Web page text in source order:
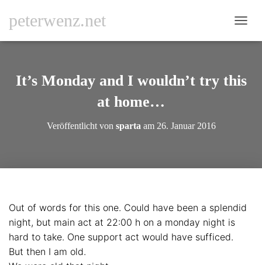
peterwenz.net
A
A
L
It’s Monday and I wouldn’t try this
at home…
Veröffentlicht von sparta am 26. Januar 2016
Out of words for this one. Could have been a splendid
night, but main act at 22:00 h on a monday night is
hard to take. One support act would have sufficed.
But then I am old.